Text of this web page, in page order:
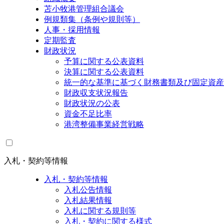
苫小牧港管理組合議会
例規類集（条例や規則等）
人事・採用情報
定期監査
財政状況
予算に関する公表資料
決算に関する公表資料
統一的な基準に基づく財務書類及び固定資
財政収支状況報告
財政状況の公表
資金不足比率
港湾整備事業経営戦略
入札・契約等情報
入札・契約等情報
入札公告情報
入札結果情報
入札に関する規則等
入札・契約に関する様式